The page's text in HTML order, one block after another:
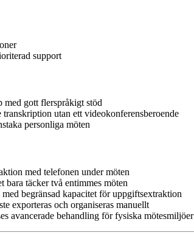
support
med gott flerspråkigt stöd
utan ett videokonferensberoende
personliga möten
med telefonen under möten
bara täcker två entimmes möten
begränsad kapacitet för uppgiftsextraktion
exporteras och organiseras manuellt
avancerade behandling för fysiska mötesmiljöer